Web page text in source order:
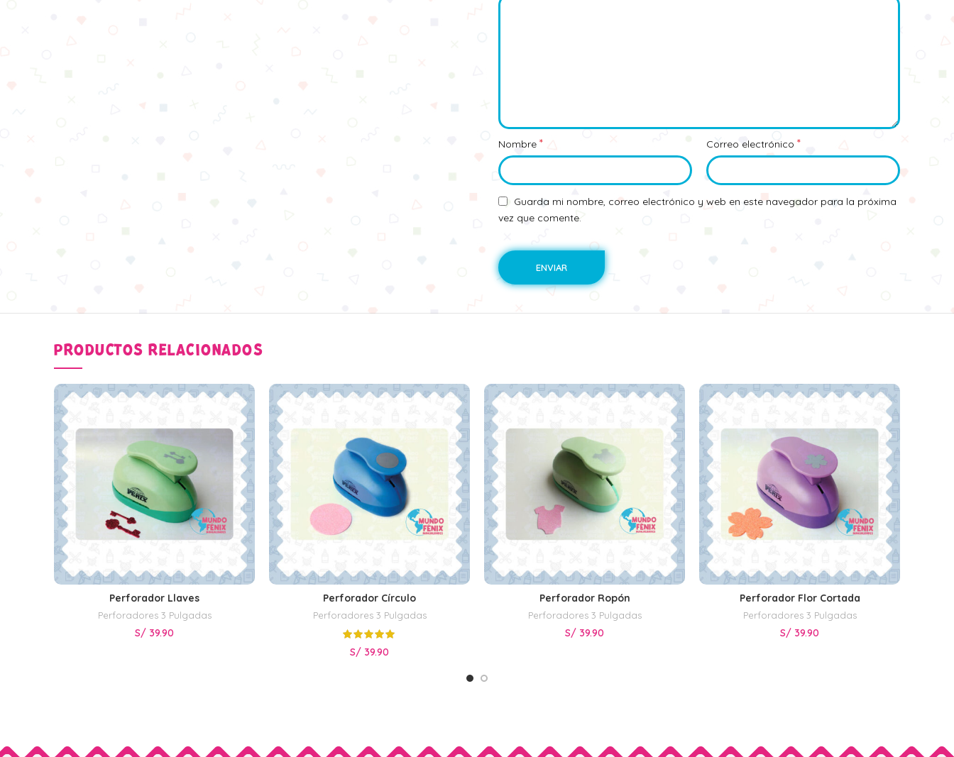
Nombre * Correo electrónico *
Guarda mi nombre, correo electrónico y web en este navegador para la próxima
vez que comente.
PRODUCTOS RELACIONADOS
AÑADIR AL CARRITO
Perforador Llaves
Perforadores 3 Pulgadas
S/ 39.90
AÑADIR AL CARRITO
Perforador Círculo
Perforadores 3 Pulgadas
S/ 39.90
AÑADIR AL CARRITO
Perforador Ropón
Perforadores 3 Pulgadas
S/ 39.90
AÑADIR AL CARRITO
Perforador Flor Cortada
Perforadores 3 Pulgadas
S/ 39.90